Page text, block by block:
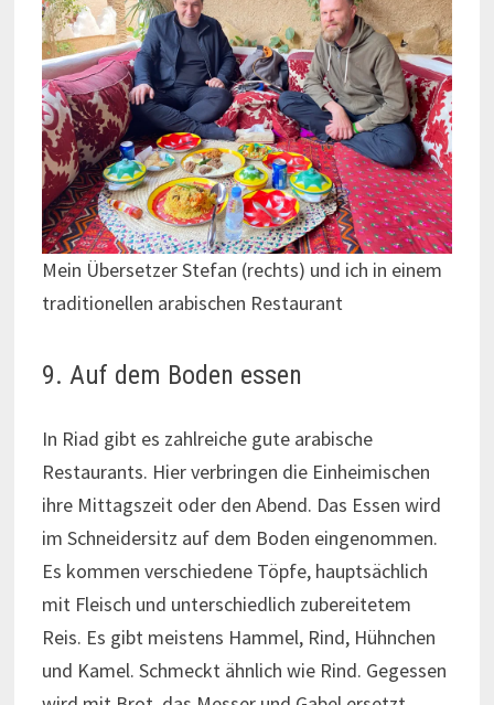
Mein Übersetzer Stefan (rechts) und ich in einem
traditionellen arabischen Restaurant
9. Auf dem Boden essen
In Riad gibt es zahlreiche gute arabische
Restaurants. Hier verbringen die Einheimischen
ihre Mittagszeit oder den Abend. Das Essen wird
im Schneidersitz auf dem Boden eingenommen.
Es kommen verschiedene Töpfe, hauptsächlich
mit Fleisch und unterschiedlich zubereitetem
Reis. Es gibt meistens Hammel, Rind, Hühnchen
und Kamel. Schmeckt ähnlich wie Rind. Gegessen